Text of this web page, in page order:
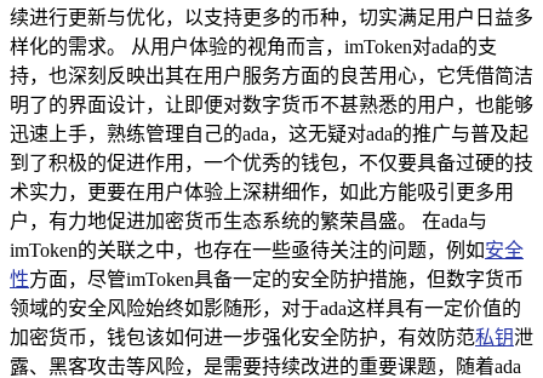
续进行更新与优化，以支持更多的币种，切实满足用户日益多
样化的需求。 从用户体验的视角而言，imToken对ada的支
持，也深刻反映出其在用户服务方面的良苦用心，它凭借简洁
明了的界面设计，让即便对数字货币不甚熟悉的用户，也能够
迅速上手，熟练管理自己的ada，这无疑对ada的推广与普及起
到了积极的促进作用，一个优秀的钱包，不仅要具备过硬的技
术实力，更要在用户体验上深耕细作，如此方能吸引更多用
户，有力地促进加密货币生态系统的繁荣昌盛。 在ada与
imToken的关联之中，也存在一些亟待关注的问题，例如安全
性方面，尽管imToken具备一定的安全防护措施，但数字货币
领域的安全风险始终如影随形，对于ada这样具有一定价值的
加密货币，钱包该如何进一步强化安全防护，有效防范私钥泄
露、黑客攻击等风险，是需要持续改进的重要课题，随着ada